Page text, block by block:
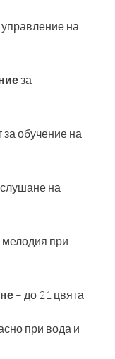
управление на
за
обучение на
на
мелодия при
– до 21 цвята
при вода и